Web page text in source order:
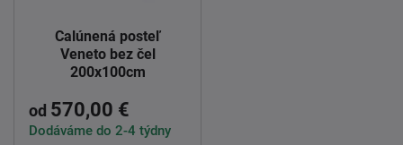
Čalúnená posteľ
Veneto bez čel
200x100cm
od 570,00 €
Dodáváme do 2-4 týdny